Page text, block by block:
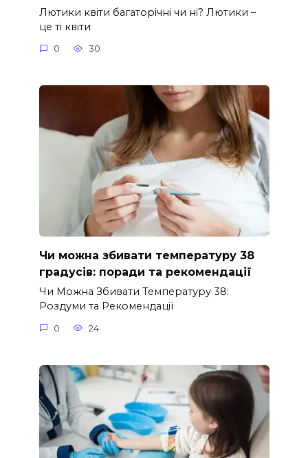
Лютики квіти багаторічні чи ні? Лютики –
це ті квіти
0 30
Чи можна збивати температуру 38
градусів: поради та рекомендації
Чи Можна Збивати Температуру 38:
Роздуми та Рекомендації
0 24